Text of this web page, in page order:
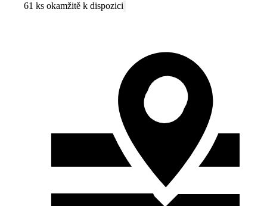
61 ks okamžitě k dispozici